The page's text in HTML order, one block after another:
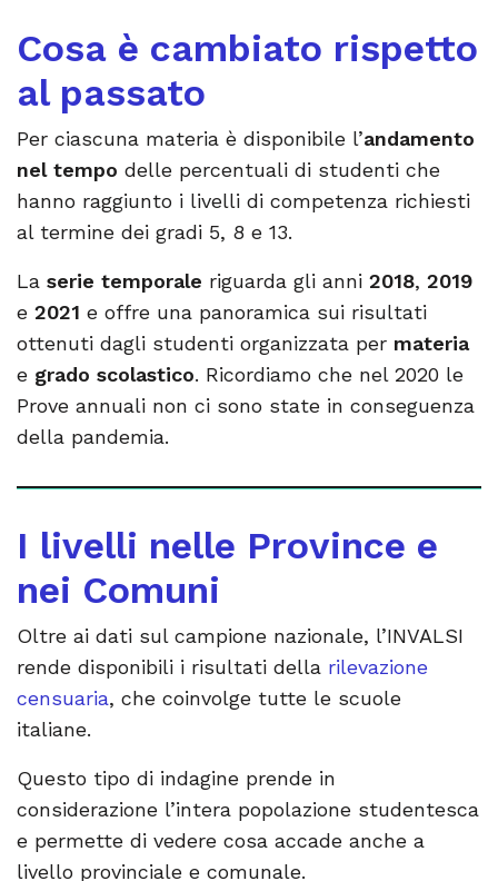
Cosa è cambiato rispetto
al passato
Per ciascuna materia è disponibile l’andamento
nel tempo delle percentuali di studenti che
hanno raggiunto i livelli di competenza richiesti
al termine dei gradi 5, 8 e 13.
La serie temporale riguarda gli anni 2018, 2019
e 2021 e offre una panoramica sui risultati
ottenuti dagli studenti organizzata per materia
e grado scolastico. Ricordiamo che nel 2020 le
Prove annuali non ci sono state in conseguenza
della pandemia.
I livelli nelle Province e
nei Comuni
Oltre ai dati sul campione nazionale, l’INVALSI
rende disponibili i risultati della rilevazione
censuaria, che coinvolge tutte le scuole
italiane.
Questo tipo di indagine prende in
considerazione l’intera popolazione studentesca
e permette di vedere cosa accade anche a
livello provinciale e comunale.